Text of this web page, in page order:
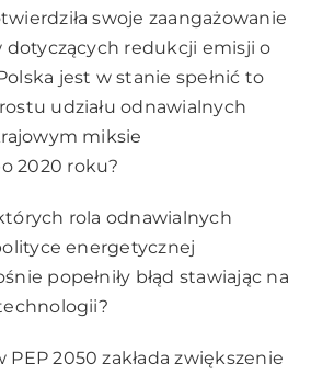
swoje zaangażowanie
dotyczących redukcji emisji o
jest w stanie spełnić to
udziału odnawialnych
miksie
2020 roku?
rola odnawialnych
energetycznej
popełniły błąd stawiając na
2050 zakłada zwiększenie